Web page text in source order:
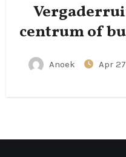
centrum of
Anoek Apr